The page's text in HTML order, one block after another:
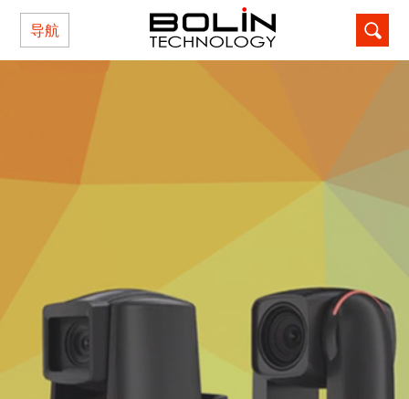
导航
记住密码
还不是本站用户？点击这里注册